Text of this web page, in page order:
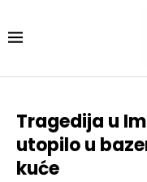
Tragedija u
utopilo u
kuće